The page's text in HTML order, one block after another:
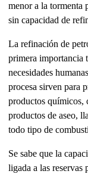
menor a la tormenta
sin capacidad de
La refinación de
primera importancia
necesidades
procesa sirven para
productos químicos,
productos de aseo,
todo tipo de
Se sabe que la
ligada a las reservas